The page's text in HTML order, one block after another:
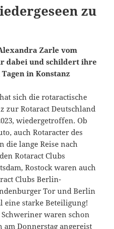
zu
Zarle vom
dabei und schildert ihre
in Konstanz
sich die rotaractische
zur Rotaract Deutschland
wiedergetroffen. Ob
auch Rotaracter des
die lange Reise nach
Rotaract Clubs
Rostock waren auch
Clubs Berlin-
Tor und Berlin
eine starke Beteiligung!
waren schon
Donnerstag angereist